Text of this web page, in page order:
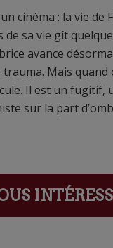
cinéma : la vie de
de sa vie gît
avance
Mais
Il est un fugitif,
sur la part